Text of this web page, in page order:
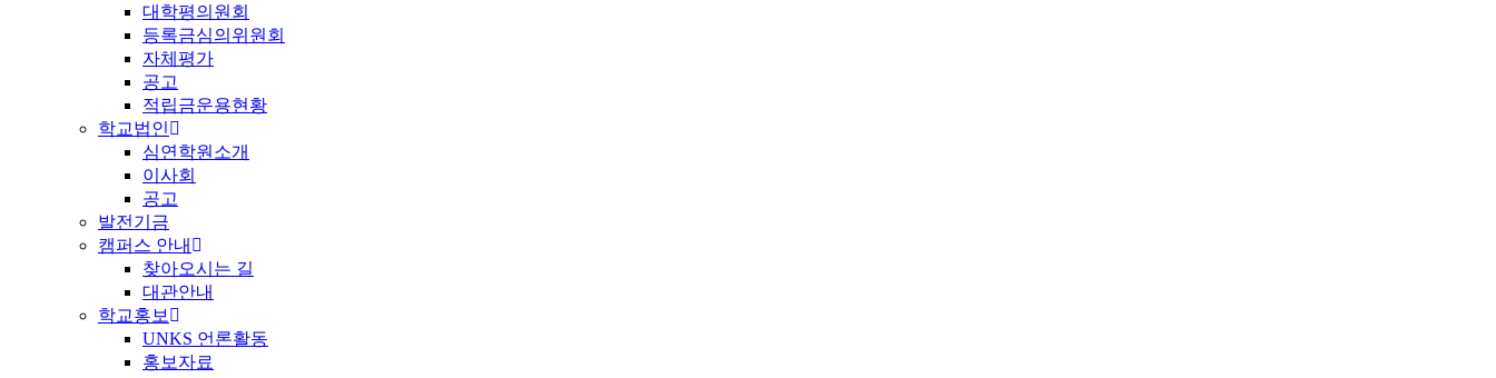
대학평의원회
등록금심의위원회
자체평가
공고
적립금운용현황
학교법인
심연학원소개
이사회
공고
발전기금
캠퍼스 안내
찾아오시는 길
대관안내
학교홍보
UNKS 언론활동
홍보자료